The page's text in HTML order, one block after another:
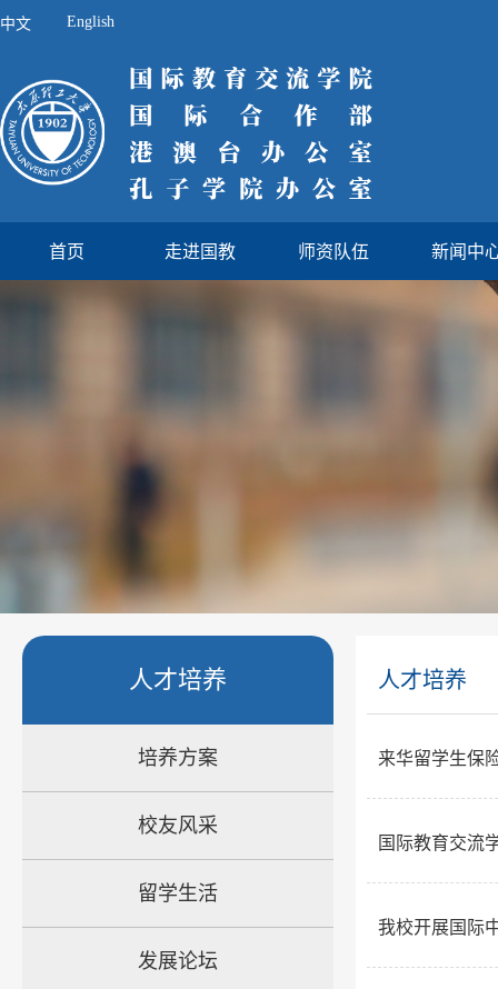
中文 English
首页 走进国教 师资队伍 新闻中
人才培养
培养方案
校友风采
留学生活
发展论坛
人才培养
来华留学生保
国际教育交流
我校开展国际